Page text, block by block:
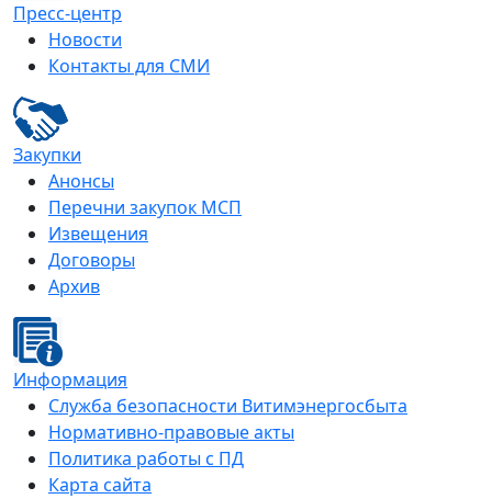
Пресс-центр
Новости
Контакты для СМИ
Закупки
Анонсы
Перечни закупок МСП
Извещения
Договоры
Архив
Информация
Служба безопасности Витимэнергосбыта
Нормативно-правовые акты
Политика работы с ПД
Карта сайта